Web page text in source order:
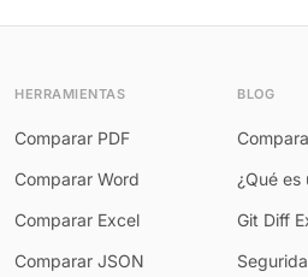
HERRAMIENTAS
Comparar PDF
Comparar Word
Comparar Excel
Comparar JSON
BLOG
¿Qué es
Git Diff